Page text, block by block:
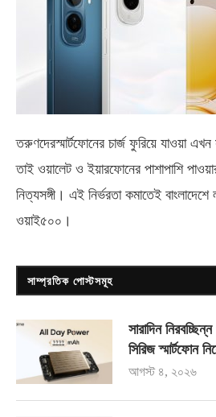
তরুণদেরস্মার্টফোনের চার্জ ফুরিয়ে যাওয়া
তাই ওয়ালেট ও ইয়ারফোনের পাশাপাশি
নিত্যসঙ্গী। এই নির্ভরতা কমাতেই
ওয়াই৫০০ ।
সাম্প্রতিক পোস্টসমূহ
সারাদিন
সিরিজ স্মার্টফোন
আগস্ট ৪, ২০২৬